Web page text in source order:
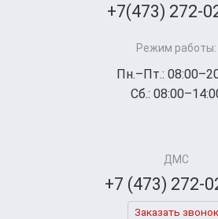
+7(473) 272-
Режим работы:
Пн.–Пт.:
Сб.:
ДМС
+7 (473) 272-
Заказать звонок